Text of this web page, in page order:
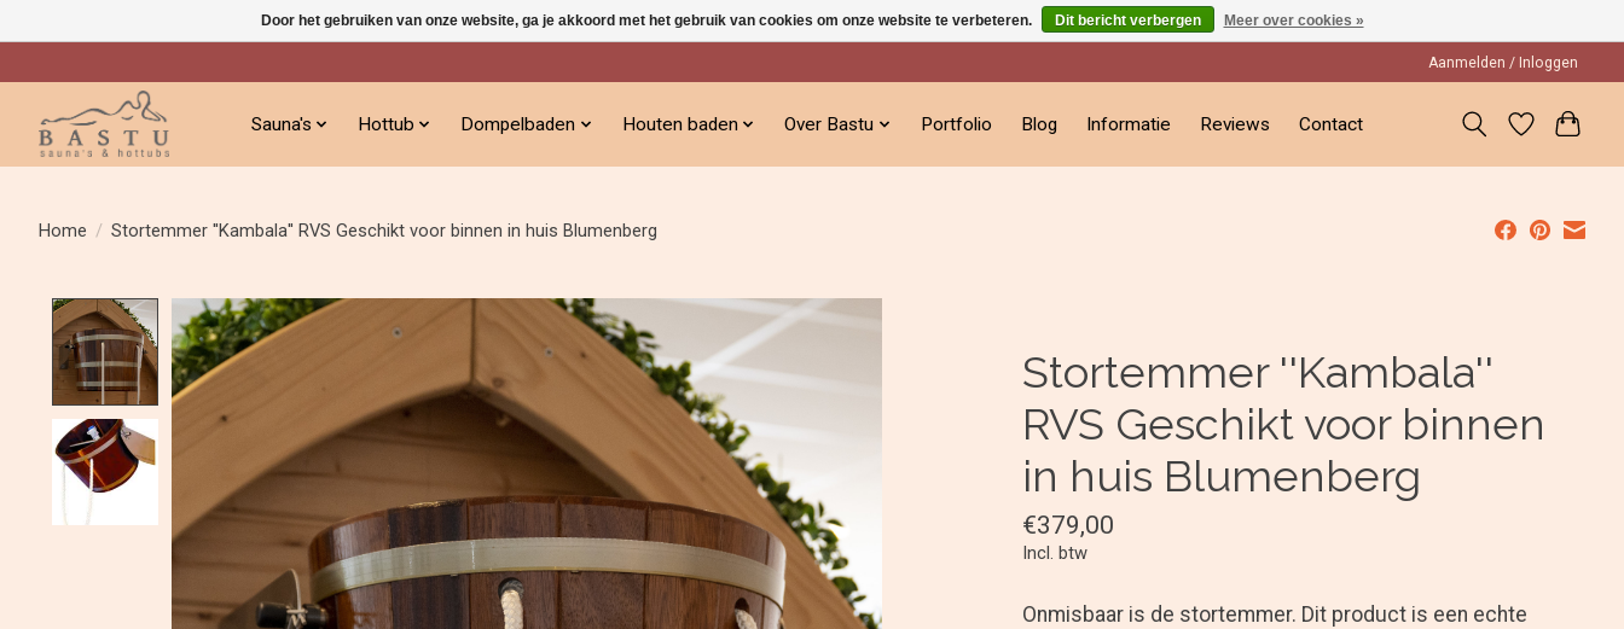
Aanmelden / Inloggen
Sauna's Hottub Dompelbaden Houten baden Over Bastu Portfolio Blog Informatie Reviews Contact
Home / Stortemmer ''Kambala'' RVS Geschikt voor binnen in huis Blumenberg
Product image slideshow Items
Stortemmer ''Kambala''
RVS Geschikt voor binnen
in huis Blumenberg
€379,00
Incl. btw
Onmisbaar is de stortemmer. Dit product is een echte
Door het gebruiken van onze website, ga je akkoord met het gebruik van cookies om onze website te verbeteren. Dit bericht verbergen Meer over cookies »